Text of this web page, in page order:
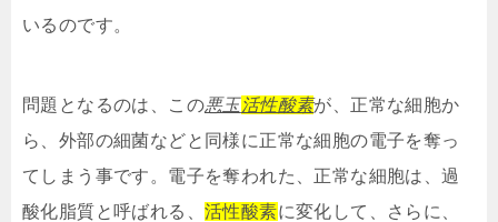
いるのです。
問題となるのは、この悪玉活性酸素が、正常な細胞か
ら、外部の細菌などと同様に正常な細胞の電子を奪っ
てしまう事です。電子を奪われた、正常な細胞は、過
酸化脂質と呼ばれる、 活性酸素に変化して、さらに、